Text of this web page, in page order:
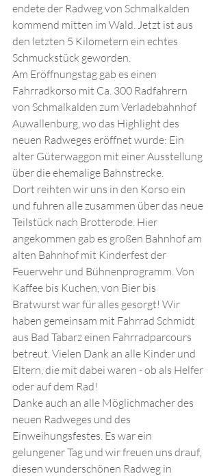
endete der Radweg von Schmalkalden
kommend mitten im Wald. Jetzt ist aus
den letzten 5 Kilometern ein echtes
Schmuckstück geworden.
Am Eröffnungstag gab es einen
Fahrradkorso mit Ca. 300 Radfahrern
von Schmalkalden zum Verladebahnhof
Auwallenburg, wo das Highlight des
neuen Radweges eröffnet wurde: Ein
alter Güterwaggon mit einer Ausstellung
über die ehemalige Bahnstrecke.
Dort reihten wir uns in den Korso ein
und fuhren alle zusammen über das neue
Teilstück nach Brotterode. Hier
angekommen gab es großen Bahnhof am
alten Bahnhof mit Kinderfest der
Feuerwehr und Bühnenprogramm. Von
Kaffee bis Kuchen, von Bier bis
Bratwurst war für alles gesorgt! Wir
haben gemeinsam mit Fahrrad Schmidt
aus Bad Tabarz einen Fahrradparcours
betreut. Vielen Dank an alle Kinder und
Eltern, die mit dabei waren - ob als Helfer
oder auf dem Rad!
Danke auch an alle Möglichmacher des
neuen Radweges und des
Einweihungsfestes. Es war ein
gelungener Tag und wir freuen uns drauf,
diesen wunderschönen Radweg in